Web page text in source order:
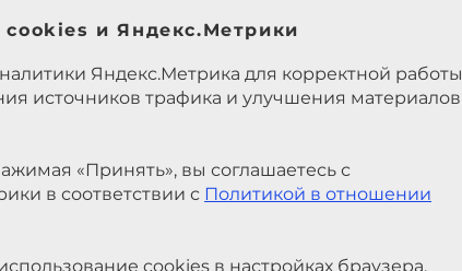
и Яндекс.Метрики
Яндекс.Метрика для корректной работы
источников трафика и улучшения материалов
«Принять», вы соглашаетесь с
в соответствии с Политикой в отношении
cookies в настройках браузера.